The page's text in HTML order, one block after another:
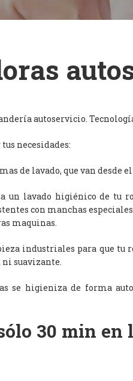
autoservicio.
necesidades:
de lavado, que van desde
un lavado higiénico de tu
con manchas
maquinas.
industriales para que tu
ni suavizante.
se higieniza de forma
30 min